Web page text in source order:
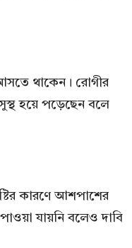
থাকেন। রোগীর
হয়ে পড়েছেন বলে
কারণে আশপাশের
যায়নি বলেও দাবি